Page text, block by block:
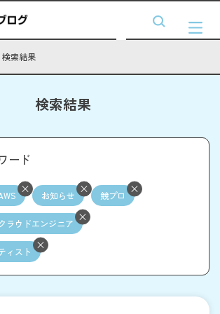
検索結果
検索結果
ード
お知らせ 競プロ
ラウドエンジニア
ィスト